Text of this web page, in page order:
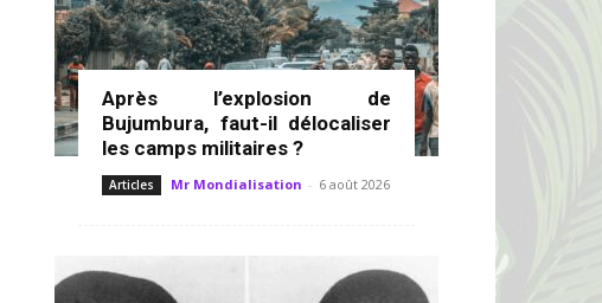
Après l’explosion de
Bujumbura, faut-il délocaliser
les camps militaires ?
Articles Mr Mondialisation - 6 août 2026